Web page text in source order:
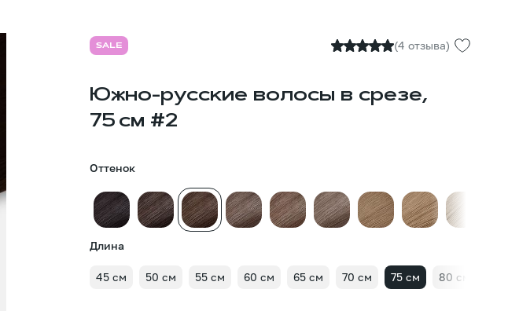
SALE (4 отзыва)
Южно-русские волосы в срезе,
75 см #2
Оттенок
Длина
45 см 50 см 55 см 60 см 65 см 70 см 75 см 80 см